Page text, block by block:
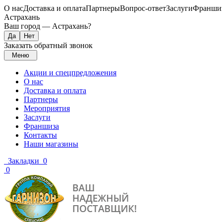
О насДоставка и оплатаПартнерыВопрос-ответЗаслуги
Астрахань
Ваш город — Астрахань?
Заказать обратный звонок
Меню
Акции и спецпредложения
О нас
Доставка и оплата
Партнеры
Мероприятия
Заслуги
Франшиза
Контакты
Наши магазины
Закладки 0
0